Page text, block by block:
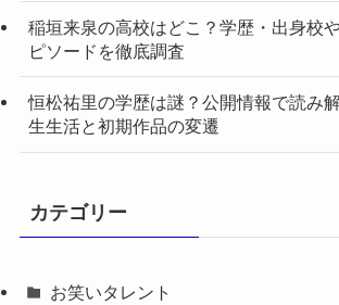
稲垣来泉の高校はどこ？学歴・出身校
ピソードを徹底調査
恒松祐里の学歴は謎？公開情報で読み
生生活と初期作品の変遷
カテゴリー
お笑いタレント